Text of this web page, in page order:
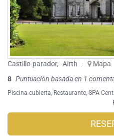
Castillo-parador, Airth -
Mapa
8 Puntuación basada en 1
Piscina cubierta Restaurante SPA